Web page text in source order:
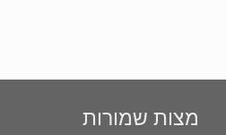
מצות שמורות